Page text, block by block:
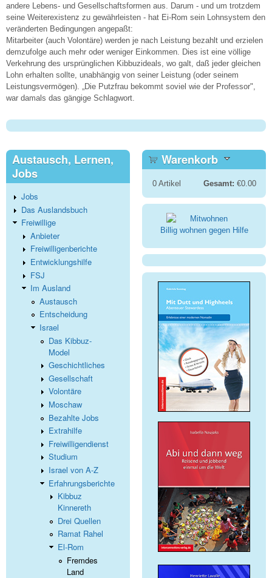
andere Lebens- und Gesellschaftsformen aus. Darum - und um trotzdem
seine Weiterexistenz zu gewährleisten - hat Ei-Rom sein Lohnsystem den
veränderten Bedingungen angepaßt:
Mitarbeiter (auch Volontäre) werden je nach Leistung bezahlt und erzielen
demzufolge auch mehr oder weniger Einkommen. Dies ist eine völlige
Verkehrung des ursprünglichen Kibbuzideals, wo galt, daß jeder gleichen
Lohn erhalten sollte, unabhängig von seiner Leistung (oder seinem
Leistungsvermögen). „Die Putzfrau bekommt soviel wie der Professor",
war damals das gängige Schlagwort.
Austausch, Lernen,
Jobs
Jobs
Das Auslandsbuch
Freiwillige
Anbieter
Freiwilligenberichte
Entwicklungshilfe
FSJ
Im Ausland
Austausch
Entscheidung
Israel
Das Kibbuz-
Model
Geschichtliches
Gesellschaft
Volontäre
Moschaw
Bezahlte Jobs
Extrahilfe
Freiwilligendienst
Studium
Israel von A-Z
Erfahrungsberichte
Kibbuz
Kinnereth
Drei Quellen
Ramat Rahel
El-Rom
Fremdes
Land
Warenkorb
0Artikel Gesamt: €0.00
Billig wohnen gegen Hilfe